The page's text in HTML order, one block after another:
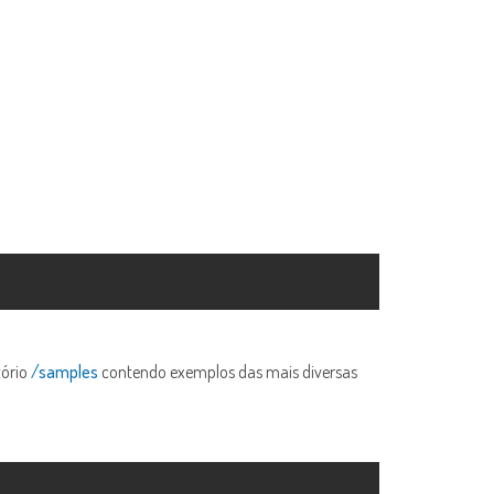
/samples contendo exemplos das mais diversas